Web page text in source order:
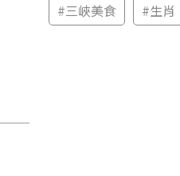
#三峽美食 #生肖